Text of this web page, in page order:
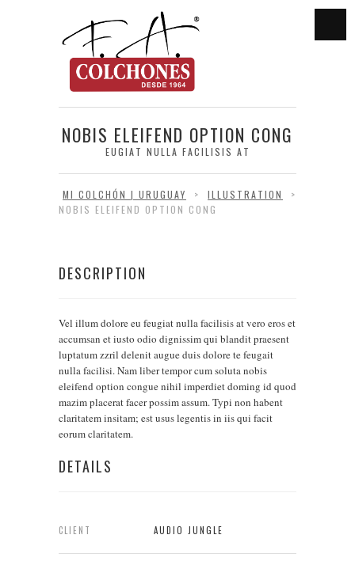
NOBIS ELEIFEND OPTION CONG
EUGIAT NULLA FACILISIS AT
MI COLCHÓN | URUGUAY > ILLUSTRATION
>
NOBIS ELEIFEND OPTION CONG
DESCRIPTION
Vel illum dolore eu feugiat nulla facilisis at vero eros et
accumsan et iusto odio dignissim qui blandit praesent
luptatum zzril delenit augue duis dolore te feugait
nulla facilisi. Nam liber tempor cum soluta nobis
eleifend option congue nihil imperdiet doming id quod
mazim placerat facer possim assum. Typi non habent
claritatem insitam; est usus legentis in iis qui facit
eorum claritatem.
DETAILS
CLIENT AUDIO JUNGLE